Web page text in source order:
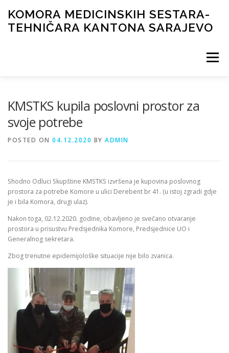
content
KOMORA MEDICINSKIH SESTARA-
TEHNIČARA KANTONA SARAJEVO
Menu
KMSTKS kupila poslovni prostor za
svoje potrebe
POSTED ON 04.12.2020 BY ADMIN
Shodno Odluci Skupštine KMSTKS izvršena je kupovina poslovnog
prostora za potrebe Komore u ulici Derebent br 41. (u istoj zgradi gdje
je i bila Komora, drugi ulaz).
Nakon toga, 02.12.2020. godine, obavljeno je svečano otvaranje
prostora u prisustvu Predsjednika Komore, Predsjednice UO i
Generalnog sekretara.
Zbog trenutne epidemijološke situacije nije bilo zvanica.